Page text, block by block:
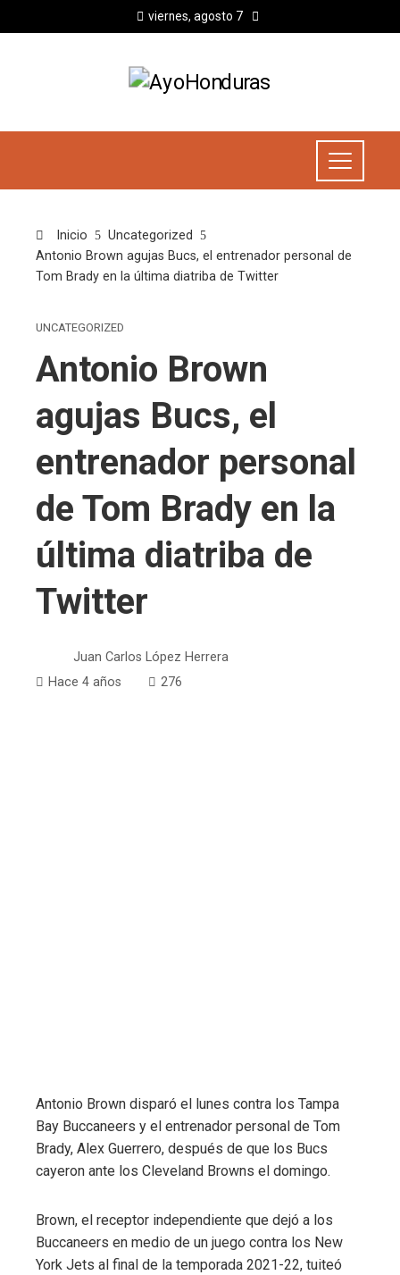
viernes, agosto 7
Inicio
Uncategorized
Antonio Brown agujas Bucs, el entrenador personal de
Tom Brady en la última diatriba de Twitter
UNCATEGORIZED
Antonio Brown
agujas Bucs, el
entrenador personal
de Tom Brady en la
última diatriba de
Twitter
Juan Carlos López Herrera
Hace 4 años
276
Antonio Brown disparó el lunes contra los Tampa
Bay Buccaneers y el entrenador personal de Tom
Brady, Alex Guerrero, después de que los Bucs
cayeron ante los Cleveland Browns el domingo.
Brown, el receptor independiente que dejó a los
Buccaneers en medio de un juego contra los New
York Jets al final de la temporada 2021-22, tuiteó